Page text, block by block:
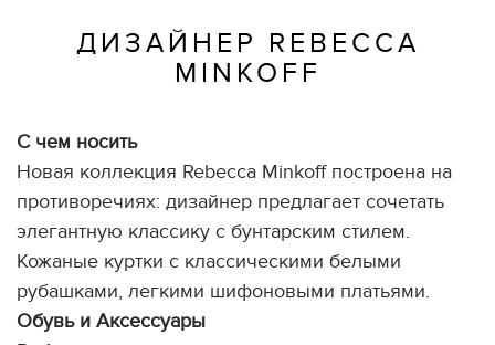
ДИЗАЙНЕР REBECCA
MINKOFF
С чем носить
Новая коллекция Rebecca Minkoff построена на
противоречиях: дизайнер предлагает сочетать
элегантную классику с бунтарским стилем.
Кожаные куртки с классическими белыми
рубашками, легкими шифоновыми платьями.
Обувь и Аксессуары